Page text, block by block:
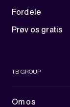
Fordele
Prøv os gratis
TB GROUP
Om os